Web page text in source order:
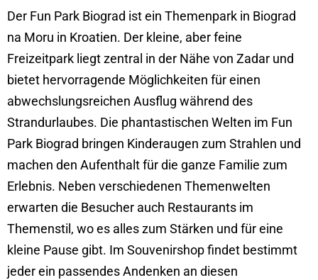
Der Fun Park Biograd ist ein Themenpark in Biograd
na Moru in Kroatien. Der kleine, aber feine
Freizeitpark liegt zentral in der Nähe von Zadar und
bietet hervorragende Möglichkeiten für einen
abwechslungsreichen Ausflug während des
Strandurlaubes. Die phantastischen Welten im Fun
Park Biograd bringen Kinderaugen zum Strahlen und
machen den Aufenthalt für die ganze Familie zum
Erlebnis. Neben verschiedenen Themenwelten
erwarten die Besucher auch Restaurants im
Themenstil, wo es alles zum Stärken und für eine
kleine Pause gibt. Im Souvenirshop findet bestimmt
jeder ein passendes Andenken an diesen